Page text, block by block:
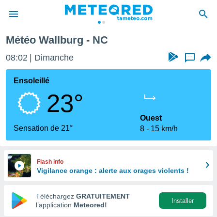
de
Météo Wallburg - NC
08:02 Dimanche ...
Ensoleillé
23°
Sensation de 21°
Ouest
8
15 km/h
Flash info
Vigilance orange : alerte aux orages violents !
Téléchargez GRATUITEMENT
l’application Meteored!
Installer